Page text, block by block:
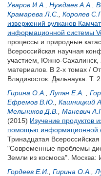
Уваров И.А.
Нуждаев А.А.
Крамарева Л.С.
Королев
извержений вулканов
информационной системы
процессы и природные
Всероссийская научная
участием, Южно-Сахалинск,
материалов. В 2-х томах /
Владивосток: Дальнаука. Т.
Гирина О.А.
Лупян Е.А.
Ефремов В.Ю.
Кашницкий
Мельников Д.В.
Маневич
(2015) Изучение продуктов
помощью информационной
Тринадцатая
"Современные проблемы
Земли из космоса". Москва:
Гордеев Е.И.
Гирина О.А.